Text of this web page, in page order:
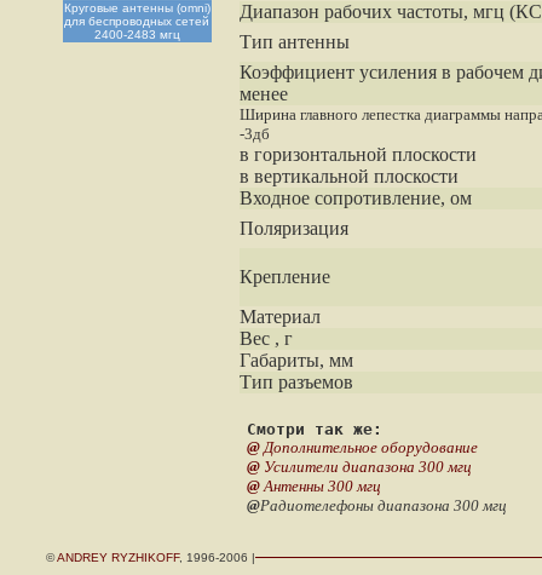
Круговые антенны (omni)
для беспроводных сетей
2400-2483 мгц
Диапазон рабочих частоты, мгц
Тип антенны
Коэффициент усиления в рабочем
менее
Ширина главного лепестка диаграммы
-3дб
в горизонтальной плоскости
в вертикальной плоскости
Входное сопротивление, ом
Поляризация
Крепление
Материал
Вес , г
Габариты, мм
Тип разъемов
Смотри так же:
@Дополнительное оборудование
@ Усилители диапазона 300 мгц
@Антенны 300 мгц
@Радиотелефоны диапазона 300 мгц
©ANDREY RYZHIKOFF, 1996-2006 |